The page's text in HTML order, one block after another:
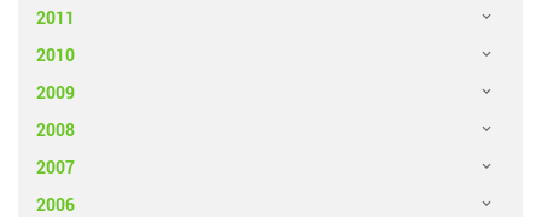
2011
2010
2009
2008
2007
2006